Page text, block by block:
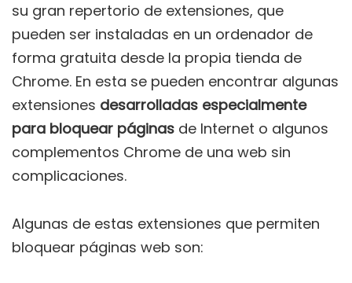
su gran repertorio de extensiones, que
pueden ser instaladas en un ordenador de
forma gratuita desde la propia tienda de
Chrome. En esta se pueden encontrar algunas
extensiones desarrolladas especialmente
para bloquear páginas de Internet o algunos
complementos Chrome de una web sin
complicaciones.
Algunas de estas extensiones que permiten
bloquear páginas web son: